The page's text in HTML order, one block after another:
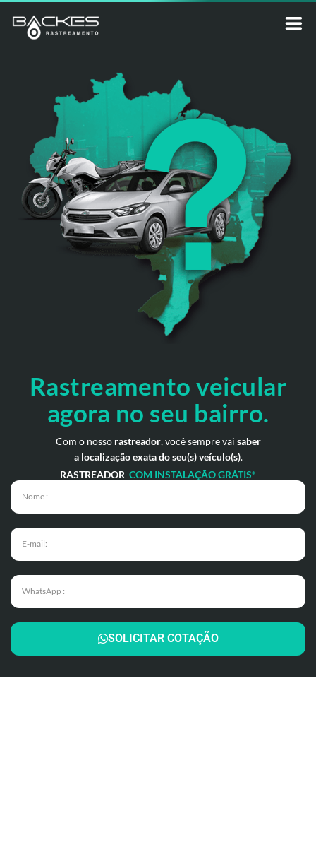
Rastreamento veicular
agora no seu bairro.
Com o nosso rastreador, você sempre vai saber
a localização exata do seu(s) veículo(s).
RASTREADOR COM INSTALAÇÃO GRÁTIS*
SOLICITAR COTAÇÃO